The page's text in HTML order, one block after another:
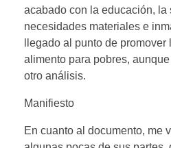
acabado con la educación, la
necesidades materiales e
llegado al punto de
alimento para pobres,
otro análisis.
Manifiesto
En cuanto al documento, me